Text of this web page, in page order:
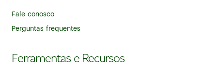
Fale conosco
Perguntas frequentes
Ferramentas e Recursos